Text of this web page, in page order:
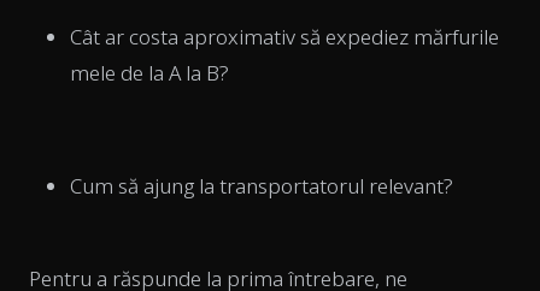
Cât ar costa aproximativ să expediez mărfurile
mele de la A la B?
Cum să ajung la transportatorul relevant?
Pentru a răspunde la prima întrebare, ne